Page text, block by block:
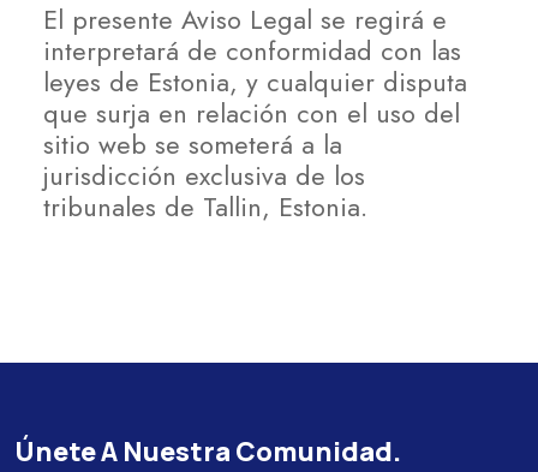
El presente Aviso Legal se regirá e
interpretará de conformidad con las
leyes de Estonia, y cualquier disputa
que surja en relación con el uso del
sitio web se someterá a la
jurisdicción exclusiva de los
tribunales de Tallin, Estonia.
Únete A Nuestra Comunidad.